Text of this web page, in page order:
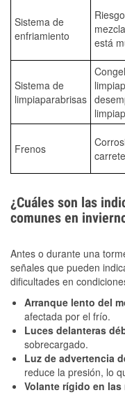
Sistema de
enfriamiento
está
Sistema de
limpiaparabrisas
Frenos
¿Cuáles son las
comunes en
Antes o durante una
señales que pueden
dificultades en
Arranque lento del
afectada por el frío.
Luces delanteras
sobrecargado.
Luz de advertencia
reduce la presión, lo
Volante rígido en las